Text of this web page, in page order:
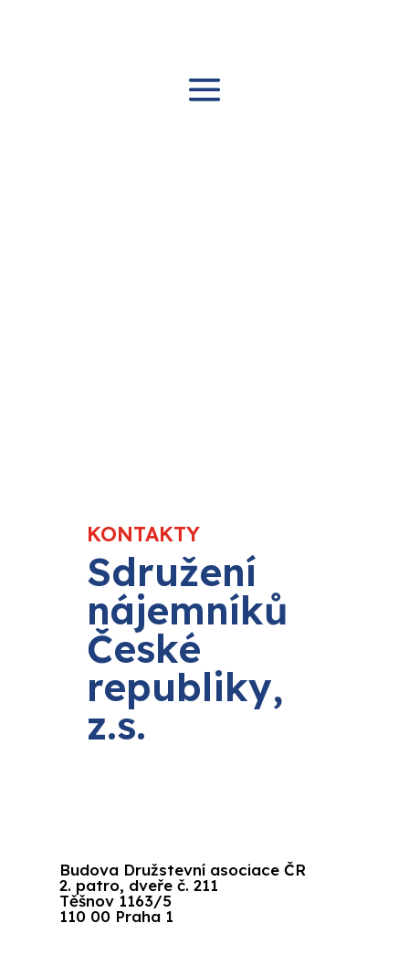
KONTAKTY
Sdružení
nájemníků
České
republiky,
z.s.
Budova Družstevní asociace ČR
2. patro, dveře č. 211
Těšnov 1163/5
110 00 Praha 1